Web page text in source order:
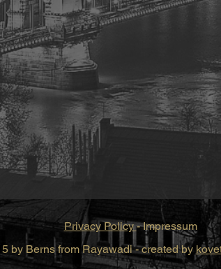
Privacy Policy- Impressum
by Berns from Rayawadi - created by